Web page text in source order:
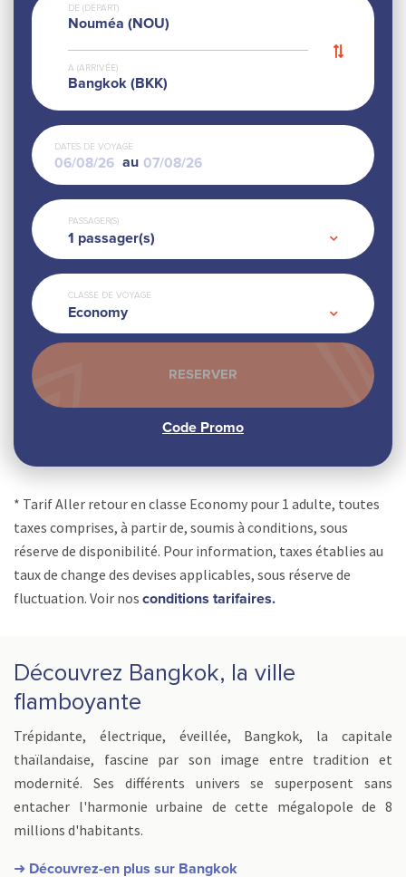
DE (DÉPART)
Nouméa (NOU)
A (ARRIVÉE)
Bangkok (BKK)
DATES DE VOYAGE
au
PASSAGER(S)
1 passager(s)
CLASSE DE VOYAGE
Economy
* Tarif Aller retour en classe Economy pour 1 adulte, toutes
taxes comprises, à partir de, soumis à conditions, sous
réserve de disponibilité. Pour information, taxes établies au
taux de change des devises applicables, sous réserve de
fluctuation. Voir nos conditions tarifaires.
Découvrez Bangkok, la ville
flamboyante
Trépidante, électrique, éveillée, Bangkok, la capitale
thaïlandaise, fascine par son image entre tradition et
modernité. Ses différents univers se superposent sans
entacher l'harmonie urbaine de cette mégalopole de 8
millions d'habitants.
➜ Découvrez-en plus sur Bangkok